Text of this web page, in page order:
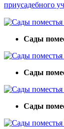
приусадебного
Сады
Сады
Сады